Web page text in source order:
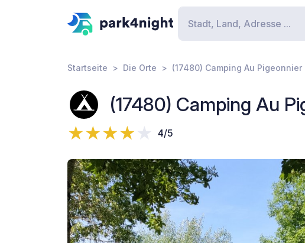
Startseite Die Orte (17480) Camping Au Pigeonnier
(17480) Camping Au
4/5